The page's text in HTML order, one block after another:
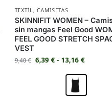
TEXTIL,CAMISETAS
SKINNIFIT WOMEN –
sin mangas Feel Good
FEEL GOOD STRETCH
VEST
9,40€ 6,39 € - 13,16 €